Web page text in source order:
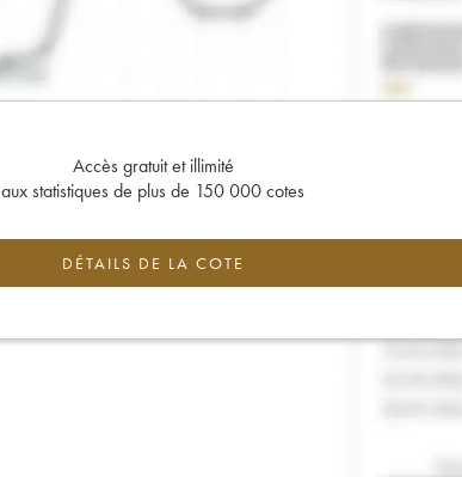
Accès gratuit et illimité
aux statistiques de plus de 150 000 cotes
DÉTAILS DE LA COTE